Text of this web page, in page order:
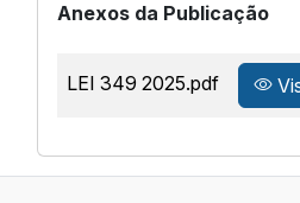
Anexos da Publicação
LEI 349 2025.pdf